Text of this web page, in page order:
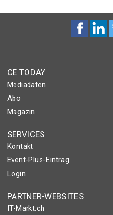
CE TODAY
Mediadaten
Abo
Magazin
SERVICES
Kontakt
Event-Plus-Eintrag
Login
PARTNER-WEBSITES
IT-Markt.ch